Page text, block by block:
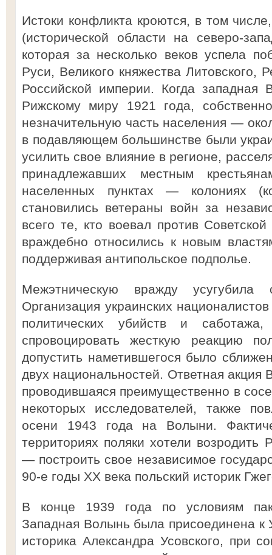
Истоки конфликта кроются, в том
(исторической области на северо-
которая за несколько веков успела
Руси, Великого княжества Литовского,
Российской империи. Когда
Рижскому миру 1921 года,
незначительную часть населения —
в подавляющем большинстве были
усилить свое влияние в регионе,
принадлежавших местным
населенных пунктах — колониях
становились ветераны войн за
всего те, кто воевал против
враждебно относились к новым
поддерживая антипольское подполье.
Межэтническую вражду
Организация украинских
политических убийств и
спровоцировать жесткую реакцию
допустить наметившегося было
двух национальностей. Ответная
проводившаяся преимущественно в
некоторых исследователей, также
осени 1943 года на Волыни.
территориях поляки хотели возродить
— построить свое независимое
90-е годы ХХ века польский историк
В конце 1939 года по условиям
Западная Волынь была присоединена
историка Александра Усовского, при